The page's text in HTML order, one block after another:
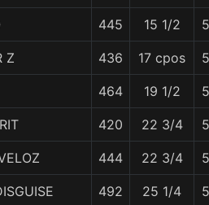
445 15 1/2
Z 436 17 cpos
464 19 1/2
420 22 3/4
444 22 3/4
492 25 1/4